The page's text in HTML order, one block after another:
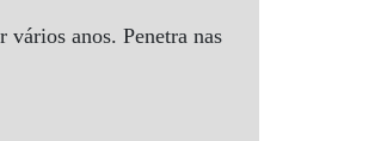
vários anos. Penetra nas